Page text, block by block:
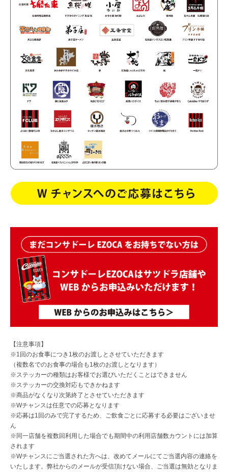
【注意事項】
※1回のお食事につき1枚のお渡しとさせていただきます
（複数名でのお食事の場合も1枚のお渡しとなります）
※ステッカーの種類はお客様でお選びいただくことはできません
※ステッカーの交換対応もできかねます
※商品がなくなり次第終了とさせていただきます
※Wチャンスは任意での応募となります
※応募は1回のみで完了するため、ご飲食ごとに応募する必要はございませ
ん
※同一店舗を複数回利用した場合でも期間中の利用店舗数カウントには加算
されます
※Wチャンスにご当選された方へは、改めてメールにてご当選内容の連絡を
いたします。弊社からのメールが受信頂けない場合、ご当選は無効となりま